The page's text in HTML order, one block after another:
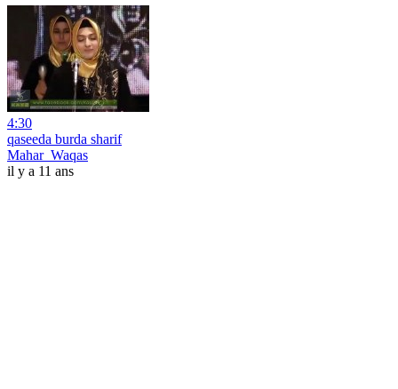
4:30
qaseeda burda sharif
Mahar_Waqas
il y a 11 ans